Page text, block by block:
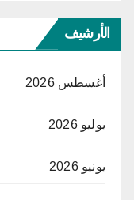
الأرشيف
أغسطس 2026
يوليو 2026
يونيو 2026